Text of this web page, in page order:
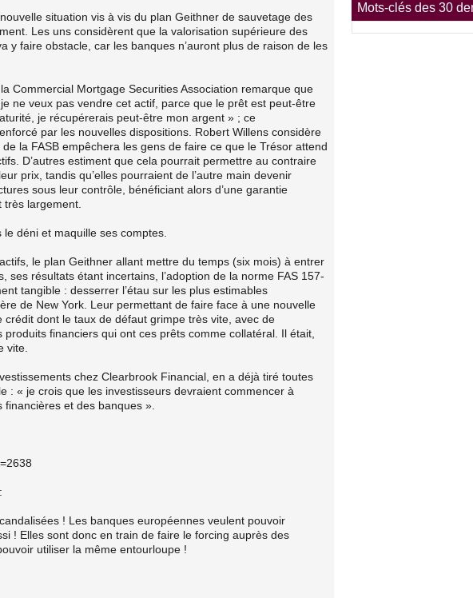
situation vis à vis du plan Geithner de sauvetage des
Les uns considèrent que la valorisation supérieure des
y faire obstacle, car les banques n’auront plus de raison de les
Commercial Mortgage Securities Association remarque que
ne veux pas vendre cet actif, parce que le prêt est peut-être
je récupérerais peut-être mon argent » ; ce
par les nouvelles dispositions. Robert Willens considère
la FASB empêchera les gens de faire ce que le Trésor attend
D’autres estiment que cela pourrait permettre au contraire
prix, tandis qu’elles pourraient de l’autre main devenir
sous leur contrôle, bénéficiant alors d’une garantie
largement.
déni et maquille ses comptes.
le plan Geithner allant mettre du temps (six mois) à entrer
ses résultats étant incertains, l’adoption de la norme FAS 157-
tangible : desserrer l’étau sur les plus estimables
de New York. Leur permettant de faire face à une nouvelle
dont le taux de défaut grimpe très vite, avec de
financiers qui ont ces prêts comme collatéral. Il était,
vite.
chez Clearbrook Financial, en a déjà tiré toutes
: « je crois que les investisseurs devraient commencer à
et des banques ».
! Les banques européennes veulent pouvoir
! Elles sont donc en train de faire le forcing auprès des
utiliser la même entourloupe !
Mots-clés des 30